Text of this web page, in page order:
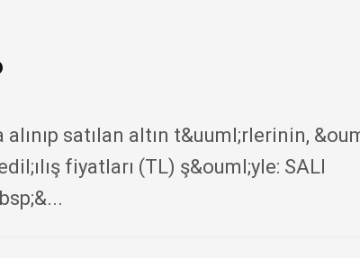
satılan altın t&uuml;rlerinin,
fiyatları (TL) ş&ouml;yle: SALI